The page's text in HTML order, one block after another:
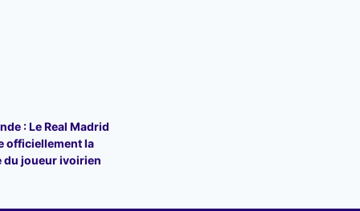
: Le Real Madrid
officiellement la
du joueur ivoirien